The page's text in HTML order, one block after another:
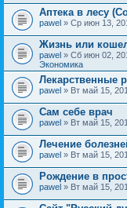
Аптека в лесу
pawel » Ср июн 13,
Жизнь или
pawel » Сб июн 02,
Экономика
Лекарственные
pawel » Вт май 15,
Сам себе врач
pawel » Вт май 15,
Лечение
pawel » Вт май 15,
Рождение в
pawel » Вт май 15,